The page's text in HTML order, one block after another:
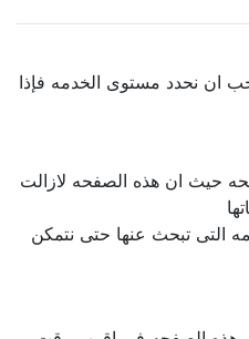
ان نحدد مستوى الخدمه فإذا
حيث ان هذه الصفحه لازالت
التى تبحث عنها حتى نتمكن